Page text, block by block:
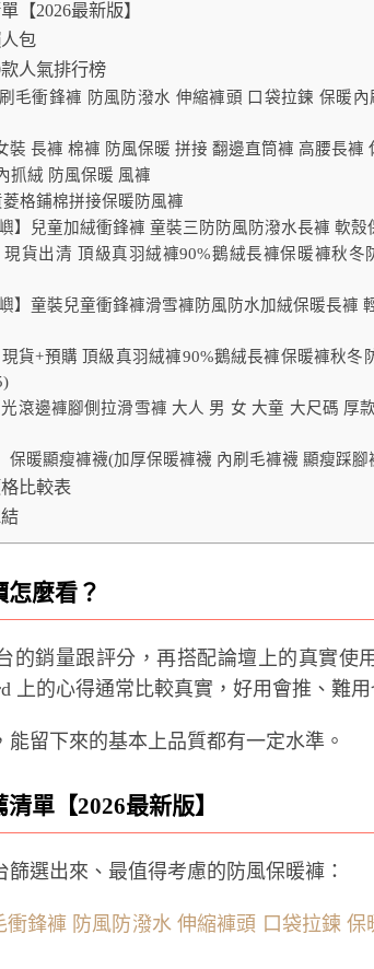
【2026最新版】
包
人氣排行榜
刷毛衝鋒褲 防風防潑水 伸縮褲頭 口袋拉鍊 保暖
裝 長褲 棉褲 防風保暖 拼接 翻邊直筒褲 高腰長褲
抓絨 防風保暖 風褲
菱格鋪棉拼接保暖防風褲
】兒童加絨衝鋒褲 童裝三防防風防潑水長褲 軟
現貨出清 頂級真羽絨褲90%鵝絨長褲保暖褲秋
】童裝兒童衝鋒褲滑雪褲防風防水加絨保暖長褲
現貨+預購 頂級真羽絨褲90%鵝絨長褲保暖褲秋
光滾邊褲腳側拉滑雪褲 大人 男 女 大童 大尺碼 厚
保暖顯瘦褲襪(加厚保暖褲襪 內刷毛褲襪 顯瘦踩
比較表
怎麼看？
的銷量跟評分，再搭配論壇上的真實使
上的心得通常比較真實，好用會推、難用
能留下來的基本上品質都有一定水準。
單【2026最新版】
選出來、最值得考慮的防風保暖褲：
衝鋒褲 防風防潑水 伸縮褲頭 口袋拉鍊